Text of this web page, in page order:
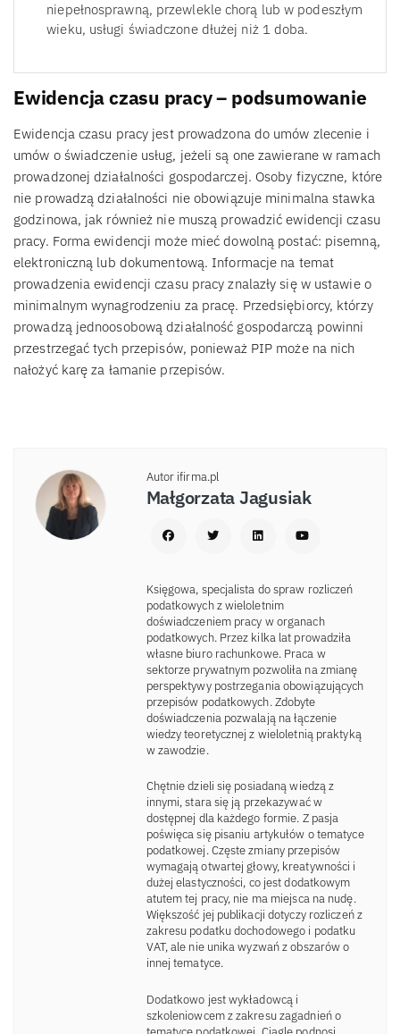
niepełnosprawną, przewlekle chorą lub w podeszłym
wieku, usługi świadczone dłużej niż 1 doba.
Ewidencja czasu pracy – podsumowanie
Ewidencja czasu pracy jest prowadzona do umów zlecenie i
umów o świadczenie usług, jeżeli są one zawierane w ramach
prowadzonej działalności gospodarczej. Osoby fizyczne, które
nie prowadzą działalności nie obowiązuje minimalna stawka
godzinowa, jak również nie muszą prowadzić ewidencji czasu
pracy. Forma ewidencji może mieć dowolną postać: pisemną,
elektroniczną lub dokumentową. Informacje na temat
prowadzenia ewidencji czasu pracy znalazły się w ustawie o
minimalnym wynagrodzeniu za pracę. Przedsiębiorcy, którzy
prowadzą jednoosobową działalność gospodarczą powinni
przestrzegać tych przepisów, ponieważ PIP może na nich
nałożyć karę za łamanie przepisów.
Autor ifirma.pl
Małgorzata Jagusiak
Księgowa, specjalista do spraw rozliczeń
podatkowych z wieloletnim
doświadczeniem pracy w organach
podatkowych. Przez kilka lat prowadziła
własne biuro rachunkowe. Praca w
sektorze prywatnym pozwoliła na zmianę
perspektywy postrzegania obowiązujących
przepisów podatkowych. Zdobyte
doświadczenia pozwalają na łączenie
wiedzy teoretycznej z wieloletnią praktyką
w zawodzie.
Chętnie dzieli się posiadaną wiedzą z
innymi, stara się ją przekazywać w
dostępnej dla każdego formie. Z pasja
poświęca się pisaniu artykułów o tematyce
podatkowej. Częste zmiany przepisów
wymagają otwartej głowy, kreatywności i
dużej elastyczności, co jest dodatkowym
atutem tej pracy, nie ma miejsca na nudę.
Większość jej publikacji dotyczy rozliczeń z
zakresu podatku dochodowego i podatku
VAT, ale nie unika wyzwań z obszarów o
innej tematyce.
Dodatkowo jest wykładowcą i
szkoleniowcem z zakresu zagadnień o